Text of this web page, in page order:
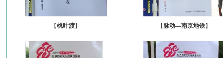
【桃叶渡】 【脉动—南京地铁】